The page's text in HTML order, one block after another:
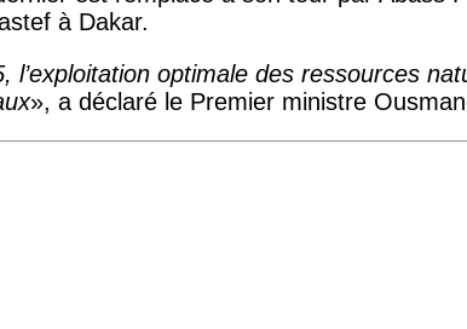
à Dakar.
optimale des ressources
», a déclaré le Premier ministre